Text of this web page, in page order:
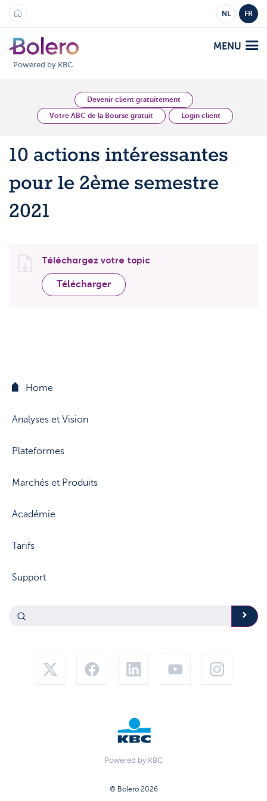
NL FR
Powered by KBC
MENU
Analyses et Vision
Bolero
Mobile
Produits
Stratégie & Analyse
Documents
Devenir client gratuitement
Votre ABC de la Bourse gratuit
Login client
10 actions intéressantes
pour le 2ème semestre
2021
Téléchargez votre topic
Télécharger
Home
Analyses et Vision
Plateformes
Marchés et Produits
Académie
Tarifs
Support
Powered by KBC
© Bolero 2026